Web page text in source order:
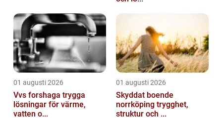
01 augusti 2026
Vvs forshaga trygga
lösningar för värme,
vatten o...
01 augusti 2026
Skyddat boende
norrköping trygghet,
struktur och ...